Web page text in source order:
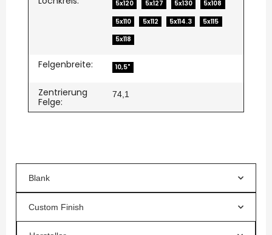
5x120 5x127 5x130
5x108
5x110
5x112 5x114.3
5x115
5x118
Felgenbreite: 10,5"
Zentrierung
Felge:
74,1
Blank
Custom Finish